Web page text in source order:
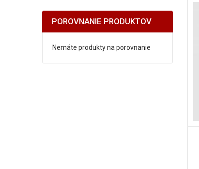
POROVNANIE PRODUKTOV
Nemáte produkty na porovnanie